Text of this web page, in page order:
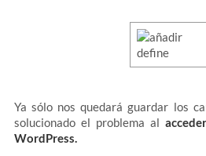
Ya sólo nos quedará guardar los
solucionado el problema al
WordPress.